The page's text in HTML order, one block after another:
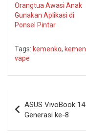
Orangtua Awasi Anak
Gunakan Aplikasi di
Ponsel Pintar
Tags: kemenko,
vape
pos
ASUS VivoBook
Generasi ke-8